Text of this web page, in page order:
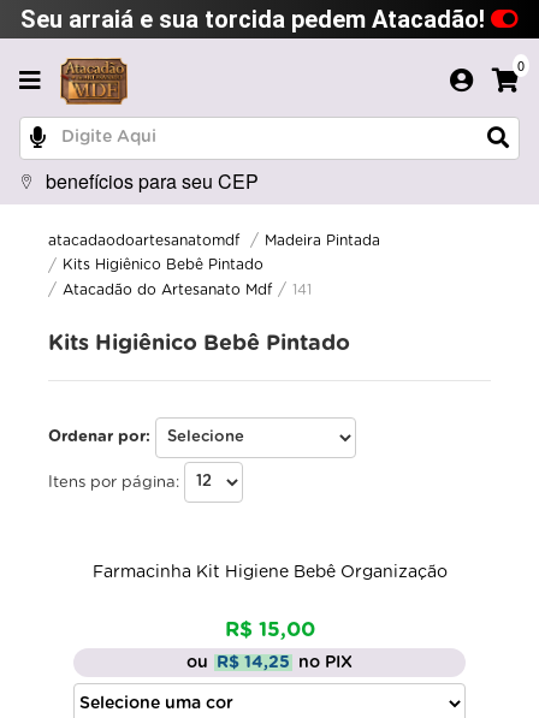
Seu arraiá e sua torcida pedem Atacadão!
0
benefícios para seu CEP
atacadaodoartesanatomdf
Madeira Pintada
Kits Higiênico Bebê Pintado
Atacadão do Artesanato Mdf
141
Kits Higiênico Bebê Pintado
Ordenar por:
Itens por página:
Farmacinha Kit Higiene Bebê Organização
R$ 15,00
ou R$ 14,25 no PIX